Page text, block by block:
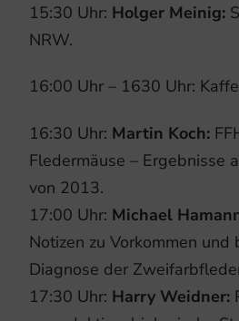
15:30 Uhr: Holger Meinig:
NRW.
16:00 Uhr – 1630 Uhr:
16:30 Uhr: Martin Koch:
Fledermäuse – Ergebnisse
von 2013.
17:00 Uhr: Michael
Notizen zu Vorkommen und
Diagnose der
17:30 Uhr: Harry Weidner: